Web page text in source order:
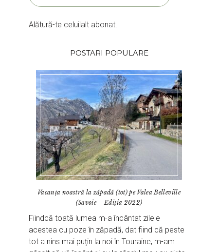
Alătură-te celuilalt abonat.
POSTARI POPULARE
Vacanța noastră la zăpadă (tot) pe Valea Belleville
(Savoie – Ediția 2022)
Fiindcă toată lumea m-a încântat zilele
acestea cu poze în zăpadă, dat fiind că peste
tot a nins mai puțin la noi în Touraine, m-am